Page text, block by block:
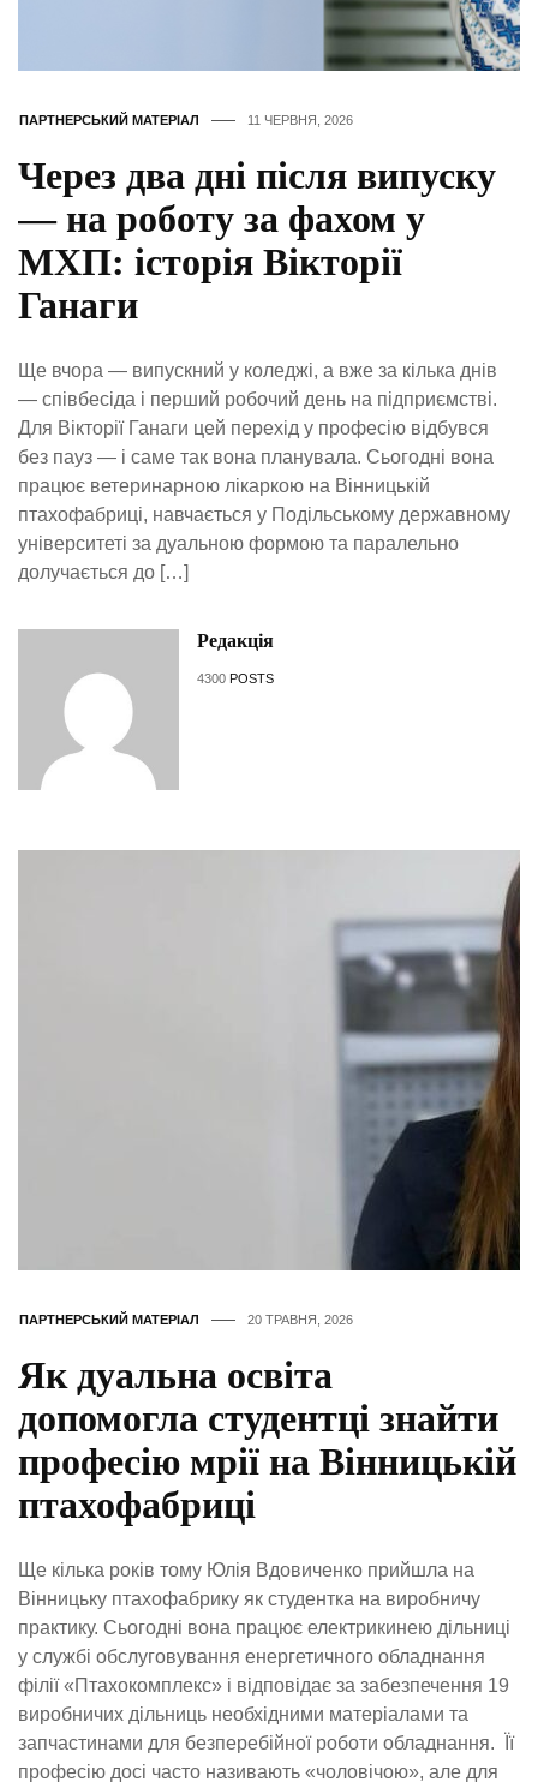
ПАРТНЕРСЬКИЙ МАТЕРІАЛ 11 ЧЕРВНЯ, 2026
Через два дні після випуску
— на роботу за фахом у
МХП: історія Вікторії
Ганаги
Ще вчора — випускний у коледжі, а вже за кілька днів
— співбесіда і перший робочий день на підприємстві.
Для Вікторії Ганаги цей перехід у професію відбувся
без пауз — і саме так вона планувала. Сьогодні вона
працює ветеринарною лікаркою на Вінницькій
птахофабриці, навчається у Подільському державному
університеті за дуальною формою та паралельно
долучається до […]
Редакція
4300 POSTS
ПАРТНЕРСЬКИЙ МАТЕРІАЛ 20 ТРАВНЯ, 2026
Як дуальна освіта
допомогла студентці знайти
професію мрії на Вінницькій
птахофабриці
Ще кілька років тому Юлія Вдовиченко прийшла на
Вінницьку птахофабрику як студентка на виробничу
практику. Сьогодні вона працює електрикинею дільниці
у службі обслуговування енергетичного обладнання
філії «Птахокомплекс» і відповідає за забезпечення 19
виробничих дільниць необхідними матеріалами та
запчастинами для безперебійної роботи обладнання. Її
професію досі часто називають «чоловічою», але для